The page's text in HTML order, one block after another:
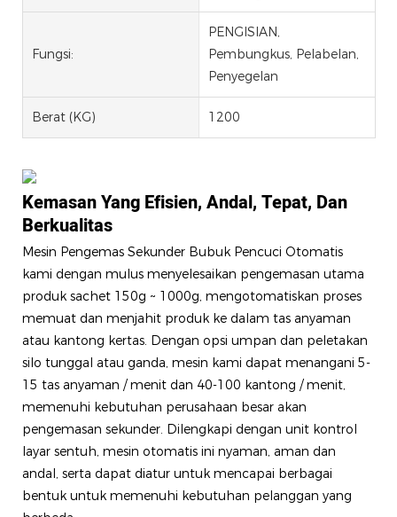
Fungsi:
PENGISIAN,
Pembungkus, Pelabelan,
Penyegelan
Berat (KG) 1200
Kemasan Yang Efisien, Andal, Tepat, Dan
Berkualitas
Mesin Pengemas Sekunder Bubuk Pencuci Otomatis
kami dengan mulus menyelesaikan pengemasan utama
produk sachet 150g ~ 1000g, mengotomatiskan proses
memuat dan menjahit produk ke dalam tas anyaman
atau kantong kertas. Dengan opsi umpan dan peletakan
silo tunggal atau ganda, mesin kami dapat menangani 5-
15 tas anyaman / menit dan 40-100 kantong / menit,
memenuhi kebutuhan perusahaan besar akan
pengemasan sekunder. Dilengkapi dengan unit kontrol
layar sentuh, mesin otomatis ini nyaman, aman dan
andal, serta dapat diatur untuk mencapai berbagai
bentuk untuk memenuhi kebutuhan pelanggan yang